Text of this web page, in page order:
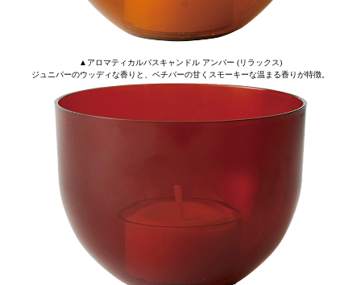
▲アロマティカルバスキャンドル アンバー (リラックス)
ジュニパーのウッディな香りと、ベチバーの甘くスモーキーな温まる香りが特徴。